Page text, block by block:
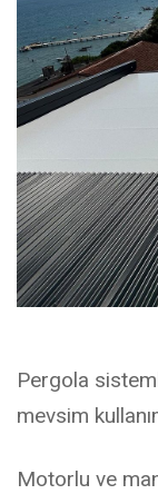
Pergola
mevsim
Motorlu ve